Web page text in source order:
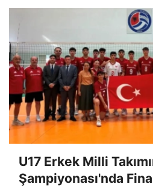
U17 Erkek Milli
Şampiyonası'nda